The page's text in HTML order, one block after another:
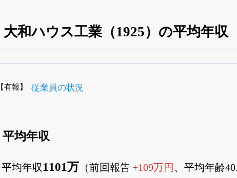
大和ハウス工業（1925）の平均年収
無料でβ版をはじめる
【有報】 従業員の状況
平均年収
平均年収1101万 （前回報告 +109万円 、平均年齢